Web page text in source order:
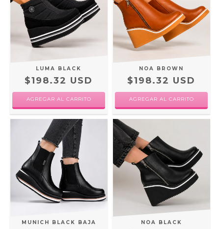
LUMA BLACK
$198.32 USD
AGREGAR AL CARRITO
NOA BROWN
$198.32 USD
AGREGAR AL CARRITO
MUNICH BLACK BAJA NOA BLACK